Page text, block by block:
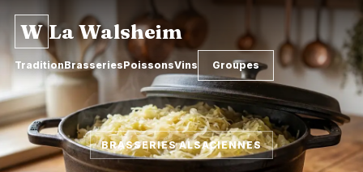
W La Walsheim
TraditionBrasseriesPoissonsVins Groupes
BRASSERIES ALSACIENNES